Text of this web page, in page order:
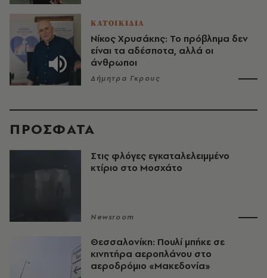
ΚΑΤΟΙΚΙΔΙΑ
Νίκος Χρυσάκης: Το πρόβλημα δεν
είναι τα αδέσποτα, αλλά οι
άνθρωποι
Δήμητρα Γκρους
ΠΡΟΣΦΑΤΑ
Στις φλόγες εγκαταλελειμμένο
κτίριο στο Μοσχάτο
Newsroom
Θεσσαλονίκη: Πουλί μπήκε σε
κινητήρα αεροπλάνου στο
αεροδρόμιο «Μακεδονία»